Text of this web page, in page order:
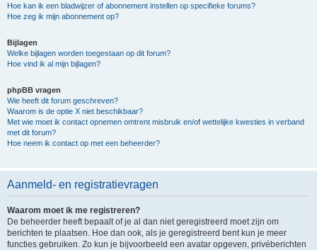
Hoe kan ik een bladwijzer of abonnement instellen op specifieke forums?
Hoe zeg ik mijn abonnement op?
Bijlagen
Welke bijlagen worden toegestaan op dit forum?
Hoe vind ik al mijn bijlagen?
phpBB vragen
Wie heeft dit forum geschreven?
Waarom is de optie X niet beschikbaar?
Met wie moet ik contact opnemen omtrent misbruik en/of wettelijke kwesties in verband
met dit forum?
Hoe neem ik contact op met een beheerder?
Aanmeld- en registratievragen
Waarom moet ik me registreren?
De beheerder heeft bepaalt of je al dan niet geregistreerd moet zijn om
berichten te plaatsen. Hoe dan ook, als je geregistreerd bent kun je meer
functies gebruiken. Zo kun je bijvoorbeeld een avatar opgeven, privéberichten